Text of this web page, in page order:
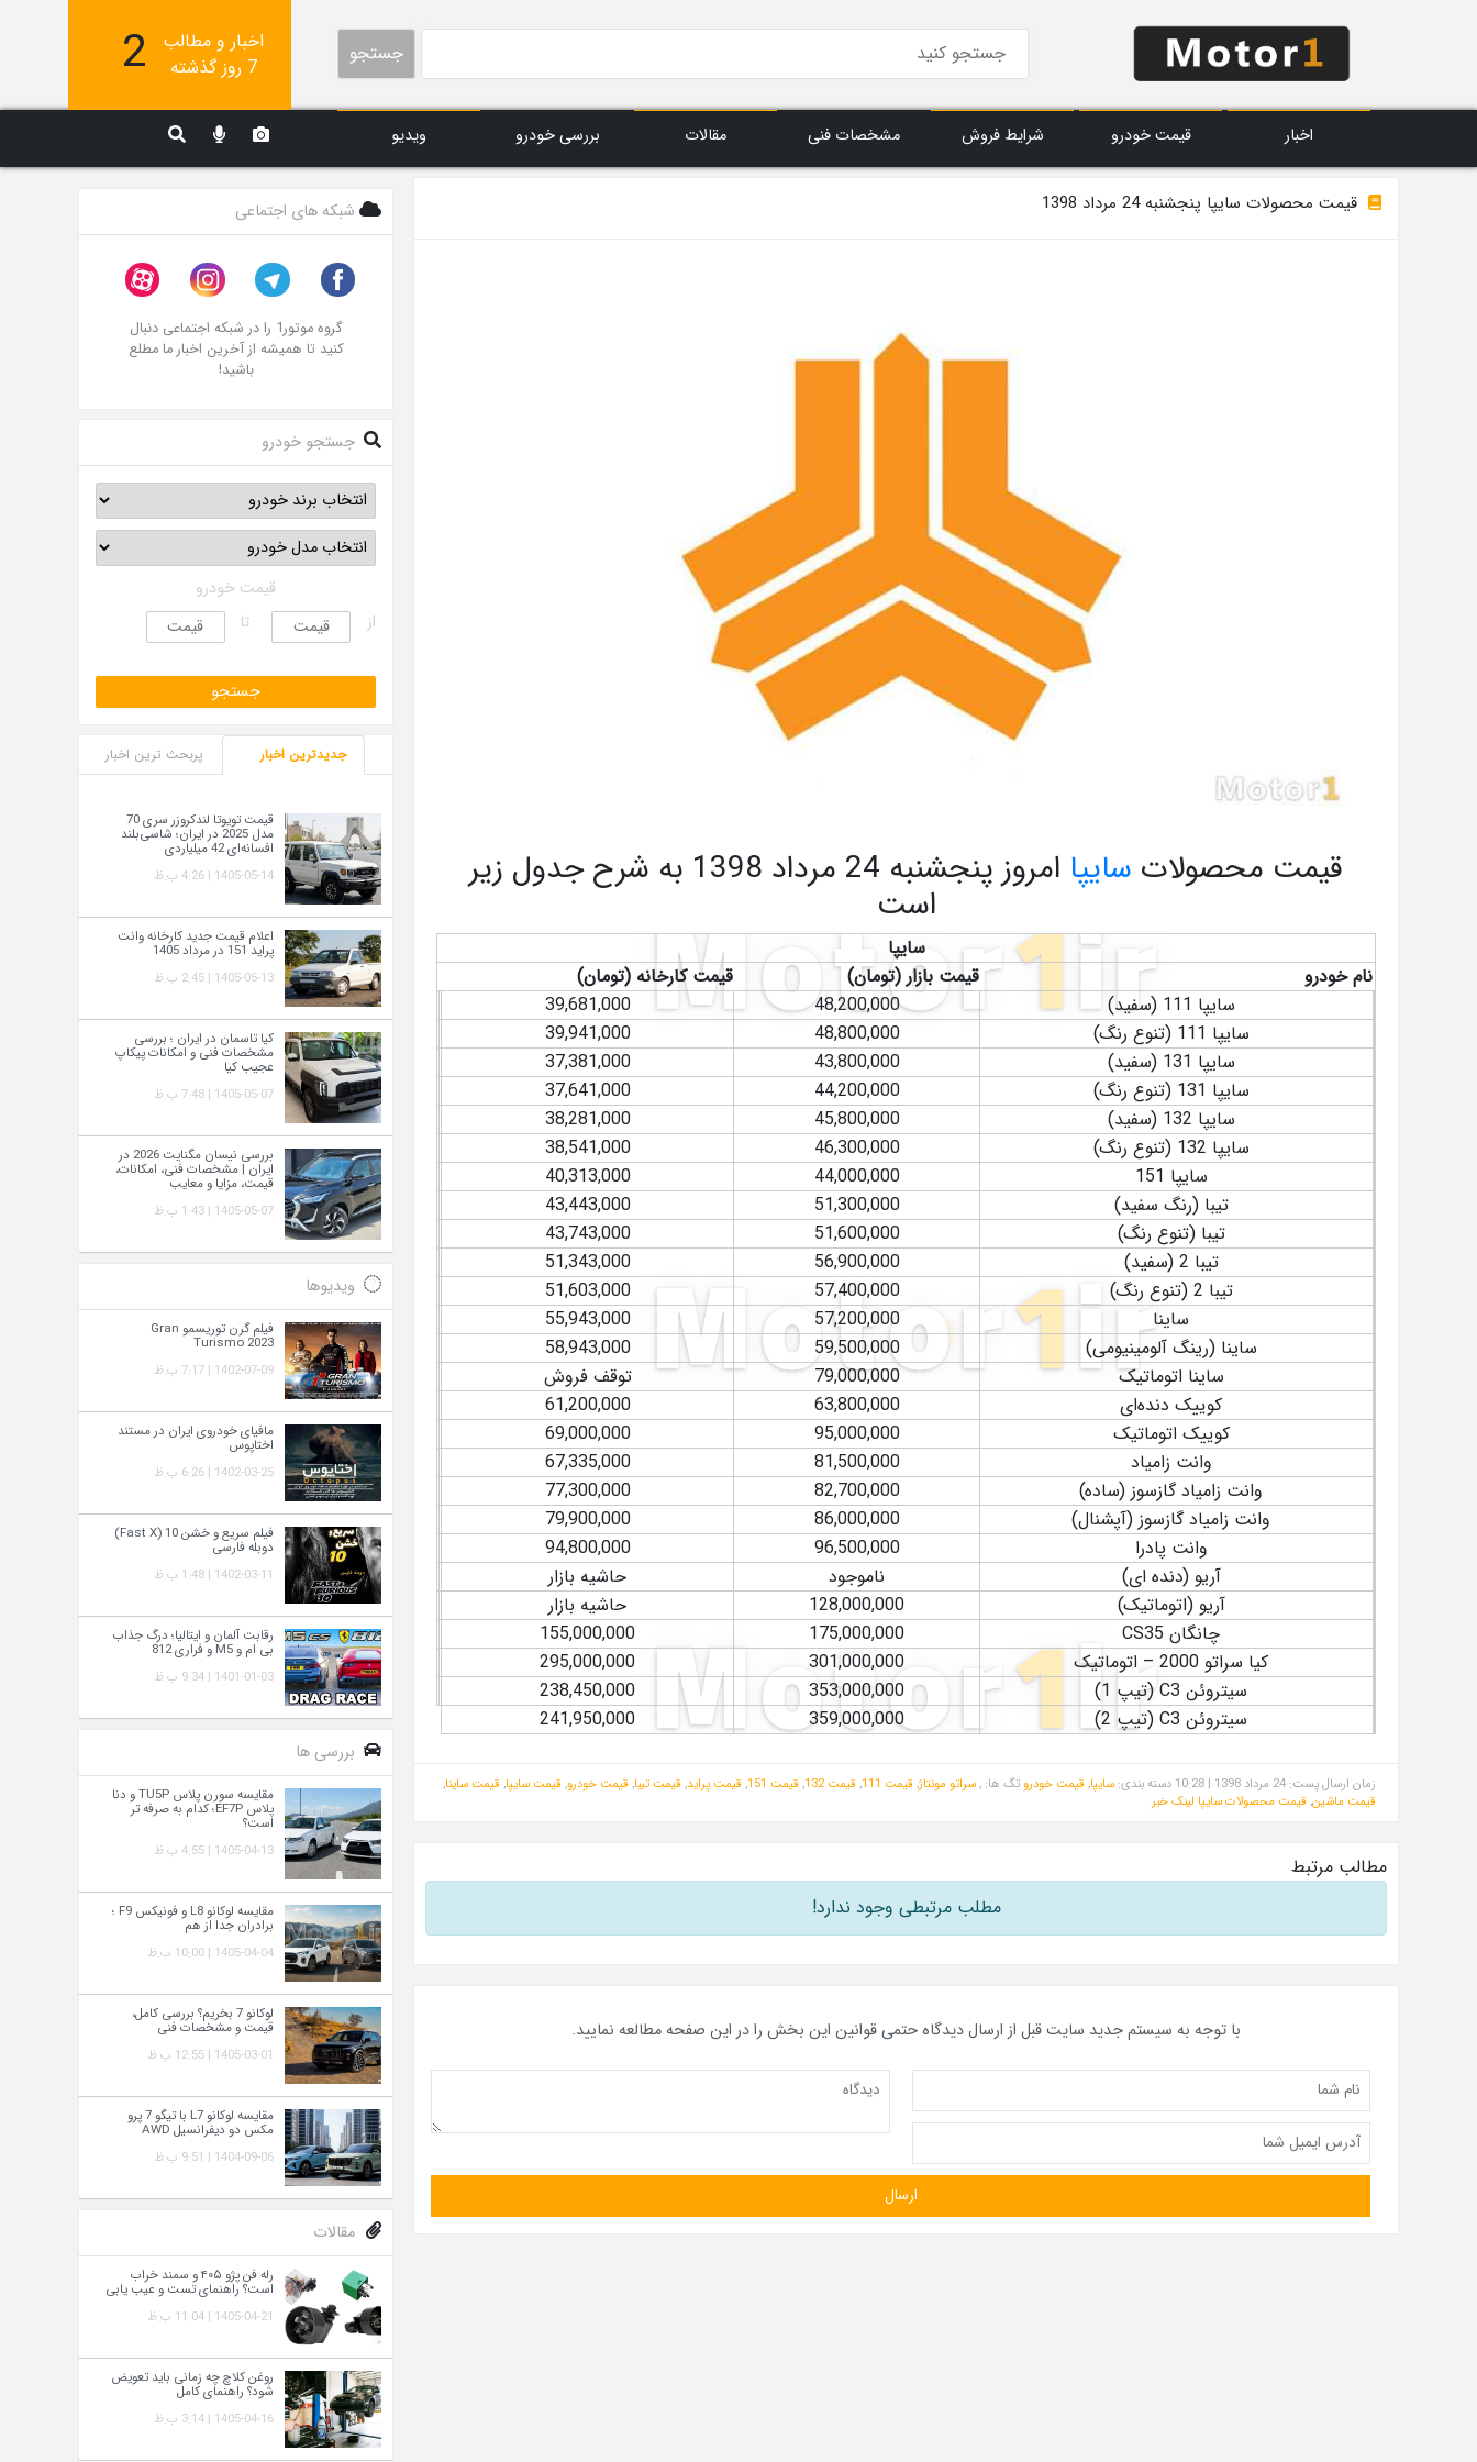
جستجو
اخبار و مطالب
7 روز گذشته
2
اخبار قیمت خودرو شرایط فروش مشخصات فنی مقالات بررسی خودرو ویدیو
قیمت محصولات سایپا پنجشنبه 24 مرداد 1398
قیمت محصولات سایپا امروز پنجشنبه 24 مرداد 1398 به شرح جدول زیر
است
سایپا
نام خودرو
قیمت بازار (تومان)
قیمت کارخانه (تومان)
سایپا 111 (سفید)
48,200,000
39,681,000
سایپا 111 (تنوع رنگ)
48,800,000
39,941,000
سایپا 131 (سفید)
43,800,000
37,381,000
سایپا 131 (تنوع رنگ)
44,200,000
37,641,000
سایپا 132 (سفید)
45,800,000
38,281,000
سایپا 132 (تنوع رنگ)
46,300,000
38,541,000
سایپا 151
44,000,000
40,313,000
تیبا (رنگ سفید)
51,300,000
43,443,000
تیبا (تنوع رنگ)
51,600,000
43,743,000
تیبا 2 (سفید)
56,900,000
51,343,000
تیبا 2 (تنوع رنگ)
57,400,000
51,603,000
ساینا
57,200,000
55,943,000
ساینا (رینگ آلومینیومی)
59,500,000
58,943,000
ساینا اتوماتیک
79,000,000
توقف فروش
کوییک دنده‌ای
63,800,000
61,200,000
کوییک اتوماتیک
95,000,000
69,000,000
وانت زامیاد
81,500,000
67,335,000
وانت زامیاد گازسوز (ساده)
82,700,000
77,300,000
وانت زامیاد گازسوز (آپشنال)
86,000,000
79,900,000
وانت پادرا
96,500,000
94,800,000
آریو (دنده ای)
ناموجود
حاشیه بازار
آریو (اتوماتیک)
128,000,000
حاشیه بازار
چانگان CS35
175,000,000
155,000,000
کیا سراتو 2000 – اتوماتیک
301,000,000
295,000,000
سیتروئن C3 (تیپ 1)
353,000,000
238,450,000
سیتروئن C3 (تیپ 2)
359,000,000
241,950,000
زمان ارسال پست: 24 مرداد 1398 | 10:28 دسته بندی: سایپا, قیمت خودروتگ ها: ,سراتو مونتاژ, قیمت 111 , قیمت 132 , قیمت 151 , قیمت پراید, قیمت تیبا, قیمت خودرو, قیمت سایپا, قیمت ساینا,
قیمت ماشین, قیمت محصولات سایپا لینک خبر
مطالب مرتبط
مطلب مرتبطی وجود ندارد!
با توجه به سیستم جدید سایت قبل از ارسال دیدگاه حتمی قوانین این بخش را در این صفحه مطالعه نمایید.
شبکه های اجتماعی
گروه موتور1 را در شبکه اجتماعی دنبال
کنید تا همیشه از آخرین اخبار ما مطلع
باشید!
جستجو خودرو
قیمت خودرو
از
تا
جدیدترین اخبار پربحث ترین اخبار
قیمت تویوتا لندکروزر سری 70
مدل 2025 در ایران؛ شاسی‌بلند
افسانه‌ای 42 میلیاردی
1405-05-14 | 4:26 ب.ظ
اعلام قیمت جدید کارخانه وانت
پراید 151 در مرداد 1405
1405-05-13 | 2:45 ب.ظ
کیا تاسمان در ایران ؛ بررسی
مشخصات فنی و امکانات پیکاپ
عجیب کیا
1405-05-07 | 7:48 ب.ظ
بررسی نیسان مگنایت 2026 در
ایران | مشخصات فنی، امکانات،
قیمت، مزایا و معایب
1405-05-07 | 1:43 ب.ظ
ویدیوها
فیلم گرن توریسمو Gran
Turismo 2023
1402-07-09 | 7:17 ب.ظ
مافیای خودروی ایران در مستند
اختاپوس
1402-03-25 | 6:26 ب.ظ
فیلم سریع و خشن 10 (Fast X)
دوبله فارسی
1402-03-11 | 1:48 ب.ظ
رقابت آلمان و ایتالیا؛ درگ جذاب
بی ام و M5 و فراری 812
1401-01-03 | 9:34 ب.ظ
بررسی ها
مقایسه سورن پلاس TU5P و دنا
پلاس EF7P؛ کدام به‌ صرفه‌ تر
است؟
1405-04-13 | 4:55 ب.ظ
مقایسه لوکانو L8 و فونیکس F9 ؛
برادران جدا از هم
1405-04-04 | 10:00 ب.ظ
لوکانو 7 بخریم؟ بررسی کامل،
قیمت و مشخصات فنی
1405-03-01 | 12:55 ب.ظ
مقایسه لوکانو L7 با تیگو 7 پرو
مکس دو دیفرانسیل AWD
1404-09-06 | 9:51 ب.ظ
مقالات
رله فن پژو ۴۰۵ و سمند خراب
است؟ راهنمای تست و عیب‌ یابی
1405-04-21 | 11:04 ب.ظ
روغن کلاچ چه زمانی باید تعویض
شود؟ راهنمای کامل
1405-04-16 | 3:14 ب.ظ